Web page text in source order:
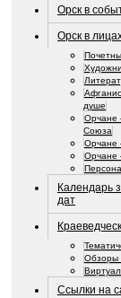
Орск в
Орск в
душе
Орчане
Союза
Орчане
Орчане
Календарь
дат
Обзоры
Ссылки на